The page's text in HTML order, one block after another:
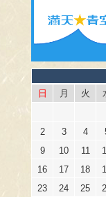
日 月 火
2
3 4
9
10 11
16
17 18
23
24 25